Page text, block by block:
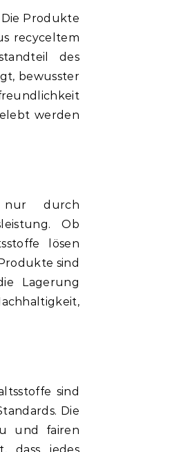
Produkte
recyceltem
des
bewusster
werden
durch
Ob
lösen
sind
Lagerung
sind
Die
und fairen